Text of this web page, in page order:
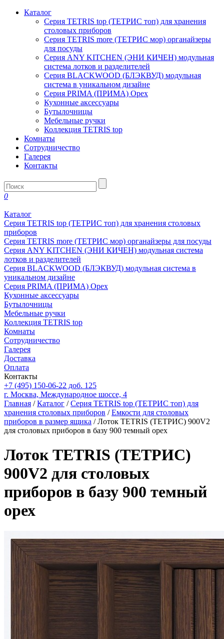
Каталог
Серия TETRIS top (ТЕТРИС топ) для хранения
столовых приборов
Серия TETRIS more (ТЕТРИС мор) органайзеры
для посуды
Серия ANY KITCHEN (ЭНИ КИЧЕН) модульная
система лотков и разделителей
Серия BLACKWOOD (БЛЭКВУД) модульная
система в уникальном дизайне
Серия PRIMA (ПРИМА) Орех
Кухонные аксессуары
Бутылочницы
Мебельные ручки
Коллекция TETRIS top
Комнаты
Сотрудничество
Галерея
Контакты
0
Каталог
Серия TETRIS top (ТЕТРИС топ) для хранения столовых
приборов
Серия TETRIS more (ТЕТРИС мор) органайзеры для посуды
Серия ANY KITCHEN (ЭНИ КИЧЕН) модульная система
лотков и разделителей
Серия BLACKWOOD (БЛЭКВУД) модульная система в
уникальном дизайне
Серия PRIMA (ПРИМА) Орех
Кухонные аксессуары
Бутылочницы
Мебельные ручки
Коллекция TETRIS top
Комнаты
Сотрудничество
Галерея
Доставка
Оплата
Контакты
+7 (495) 150-06-22 доб. 125
г. Москва, Международное шоссе, 4
Главная /Каталог /Серия TETRIS top (ТЕТРИС топ) для
хранения столовых приборов /Емкости для столовых
приборов в размер ящика / Лоток TETRIS (ТЕТРИС) 900V2
для столовых приборов в базу 900 темный орех
Лоток TETRIS (ТЕТРИС)
900V2 для столовых
приборов в базу 900 темный
орех